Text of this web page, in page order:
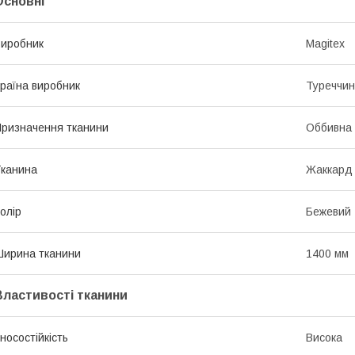
Magitex
виробник
тканини Оббивна
Жаккард
Бежевий
тканини 1400 мм
тканини
Висока